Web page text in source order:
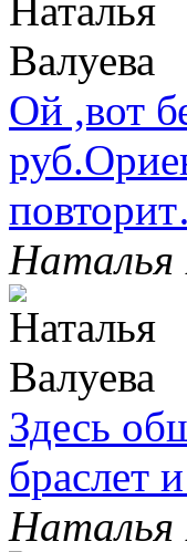
Ой ,вот
Наталья
Здесь
браслет
Наталья